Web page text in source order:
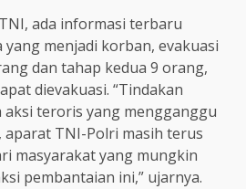
ada informasi terbaru
menjadi korban, evakuasi
dan tahap kedua 9 orang,
dievakuasi. “Tindakan
aksi teroris yang mengganggu
aparat TNI-Polri masih terus
masyarakat yang mungkin
pembantaian ini,” ujarnya.